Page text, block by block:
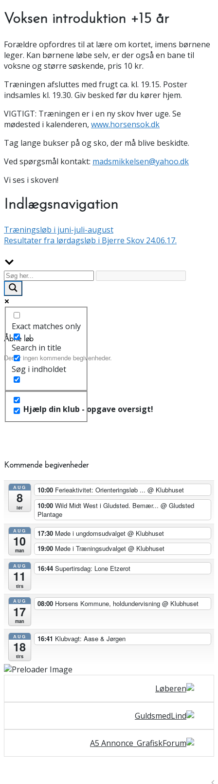
Voksen introduktion +15 år
Forældre opfordres til at lære om kortet, imens børnene
leger. Kan børnene løbe selv, er der også en bane til
voksne og større søskende, pris 10 kr.
Træningen afsluttes med frugt ca. kl. 19.15. Poster
indsamles kl. 19.30. Giv besked før du kører hjem.
VIGTIGT: Træningen er i en ny skov hver uge. Se
mødested i kalenderen, www.horsensok.dk
Tag lange bukser på og sko, der må blive beskidte.
Ved spørgsmål kontakt: madsmikkelsen@yahoo.dk
Vi ses i skoven!
Indlægsnavigation
Træningsløb i juni-juli-august
Resultater fra lørdagsløb i Bjerre Skov 24.06.17.
Exact matches only
Search in title
Søg i indholdet
Åbne løb
Der er ingen kommende begivenheder.
Hjælp din klub - opgave oversigt!
Kommende begivenheder
AUG
8
lør
10:00 Ferieaktivitet: Orienteringsløb ... @ Klubhuset
10:00 Wild Midt West i Gludsted. Bemær... @ Gludsted
Plantage
AUG
10
man
17:30 Møde i ungdomsudvalget @ Klubhuset
19:00 Møde i Træningsudvalget @ Klubhuset
AUG
11
tirs
16:44 Supertirsdag: Lone Etzerot
AUG
17
man
08:00 Horsens Kommune, holdundervisning @ Klubhuset
AUG
18
tirs
16:41 Klubvagt: Aase & Jørgen